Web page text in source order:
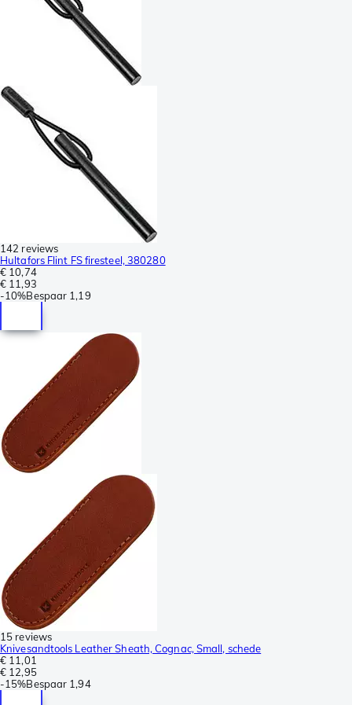
142 reviews
Hultafors Flint FS firesteel, 380280
€ 10,74
€ 11,93
-10%Bespaar 1,19
15 reviews
Knivesandtools Leather Sheath, Cognac, Small, schede
€ 11,01
€ 12,95
-15%Bespaar 1,94